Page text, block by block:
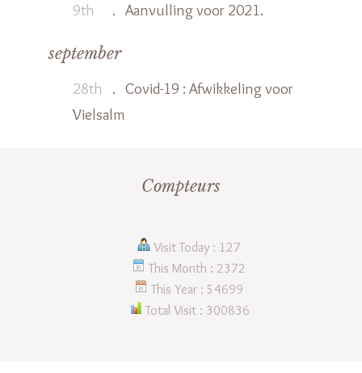
9th . Aanvulling voor 2021.
september
28th . Covid-19 : Afwikkeling voor
Vielsalm
Compteurs
Visit Today : 127
This Month : 2372
This Year : 54699
Total Visit : 300836